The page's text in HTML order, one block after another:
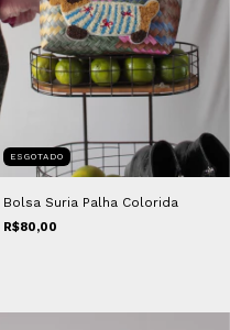
ESGOTADO
Bolsa Suria Palha Colorida
R$80,00